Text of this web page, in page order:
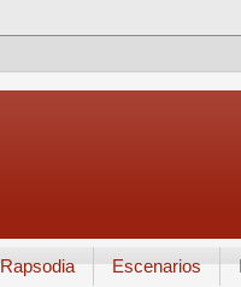
Rapsodia Escenarios